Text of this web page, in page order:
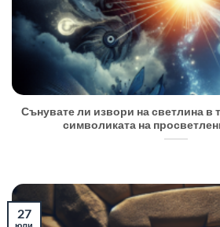
Сънувате ли извори на светлина в
символиката на
27
юли